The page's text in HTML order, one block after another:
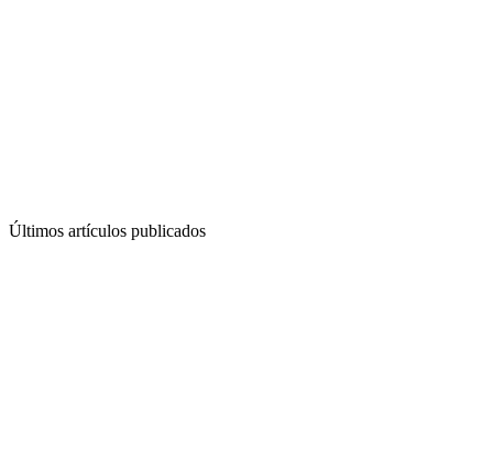
Últimos artículos publicados